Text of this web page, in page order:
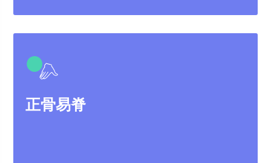
正骨易脊
●